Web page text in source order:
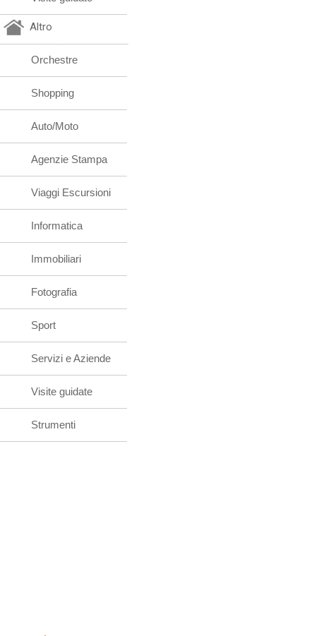
Altro
Orchestre
Shopping
Auto/Moto
Agenzie Stampa
Viaggi Escursioni
Informatica
Immobiliari
Fotografia
Sport
Servizi e Aziende
Visite guidate
Strumenti